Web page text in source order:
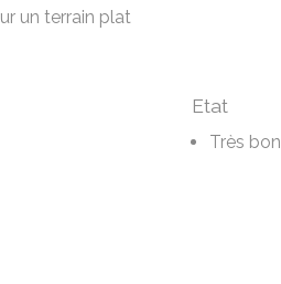
un terrain plat
Etat
Très bon